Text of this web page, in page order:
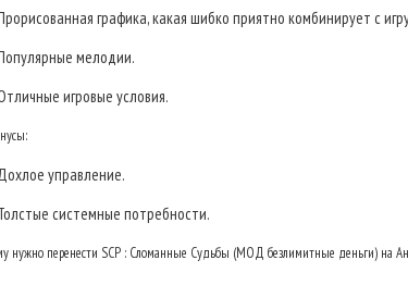
графика, какая шибко приятно комбинирует с
мелодии.
игровые условия.
управление.
системные потребности.
нужно перенести SCP : Сломанные Судьбы (МОД безлимитные деньги) на